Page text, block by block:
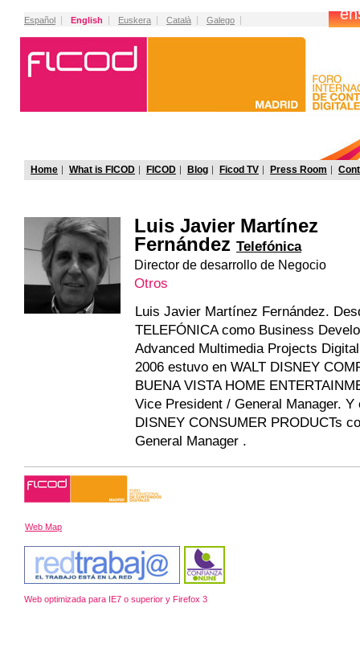
Español English Euskera Català Galego
Luis Javier Martínez
Fernández Telefónica
Director de desarrollo de Negocio
Otros
Luis Javier Martínez Fernández.
TELEFÓNICA como Business
Advanced Multimedia Projects
2006 estuvo en WALT DISNEY
BUENA VISTA HOME
Vice President / General Manager. Y
DISNEY CONSUMER PRODUCTs
General Manager .
Home What is FICOD FICOD Blog Ficod TV Press Room
Web Map
Web optimizada para IE7 o superior y Firefox 3